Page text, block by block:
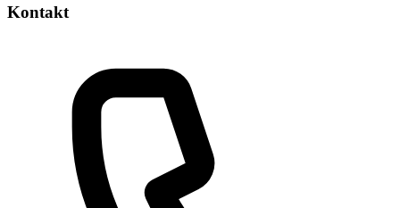
Kontakt